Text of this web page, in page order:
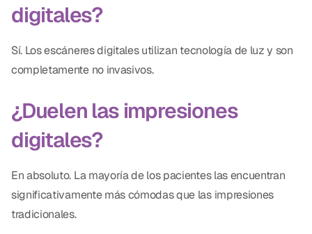
digitales?
Sí. Los escáneres digitales utilizan tecnología de luz y son
completamente no invasivos.
¿Duelen las impresiones
digitales?
En absoluto. La mayoría de los pacientes las encuentran
significativamente más cómodas que las impresiones
tradicionales.